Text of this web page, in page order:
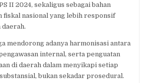
II 2024, sekaligus sebagai bahan
fiskal nasional yang lebih responsif
mendorong adanya harmonisasi antara
internal, serta penguatan
di daerah dalam menyikapi setiap
bukan sekadar prosedural.